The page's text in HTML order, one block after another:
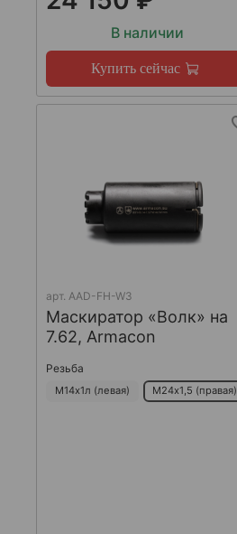
В наличии
Купить сейчас
арт. AAD-FH-W3
Маскиратор «Волк» на
7.62, Armacon
Резьба
М14х1л (левая) М24х1,5 (правая)